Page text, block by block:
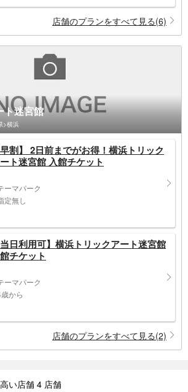
店舗のプランをすべて見る(6)
ト迷宮館
>横浜
早割】 2日前までがお得！横浜トリック
ト迷宮館 入館チケット
ーマパーク
定無し
当日利用可】横浜トリックアート迷宮館
チケット
ーマパーク
から
店舗のプランをすべて見る(2)
い店舗 4 店舗